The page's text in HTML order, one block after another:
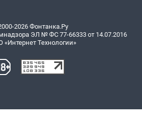
2026 Фонтанка.Ру
ЭЛ № ФС 77-66333 от 14.07.2016
Технологии»